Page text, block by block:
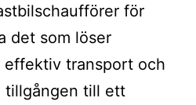
för
det som löser
transport och
tillgången till ett